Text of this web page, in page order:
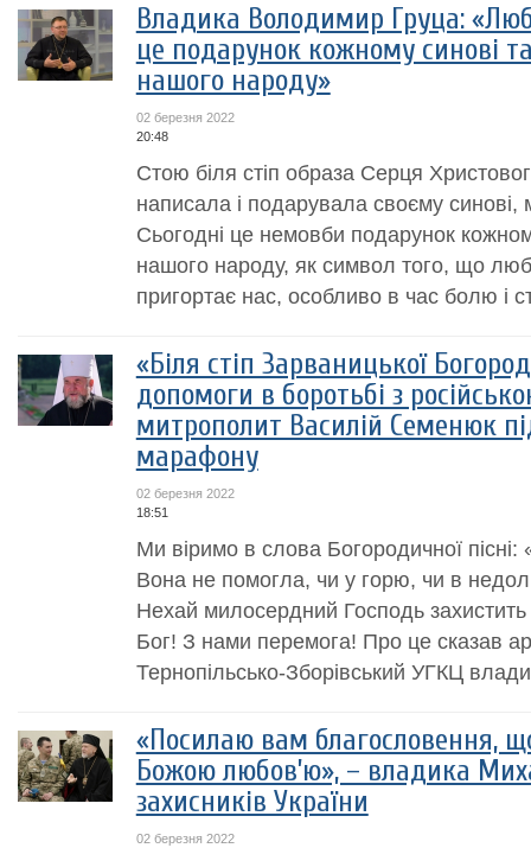
Владика Володимир Груца:
це подарунок кожному синові
нашого народу»
02 березня 2022
20:48
Стою біля стіп образа Серця
написала і подарувала своєму синові,
Сьогодні це немовби подарунок
нашого народу, як символ того, що
пригортає нас, особливо в час болю і
«Біля стіп Зарваницької
допомоги в боротьбі з
митрополит Василій Семенюк
марафону
02 березня 2022
18:51
Ми віримо в слова Богородичної
Вона не помогла, чи у горю, чи в
Нехай милосердний Господь
Бог! З нами перемога! Про це сказав
Тернопільсько-Зборівський УГКЦ
«Посилаю вам благословення,
Божою любов’ю», – владика
захисників України
02 березня 2022